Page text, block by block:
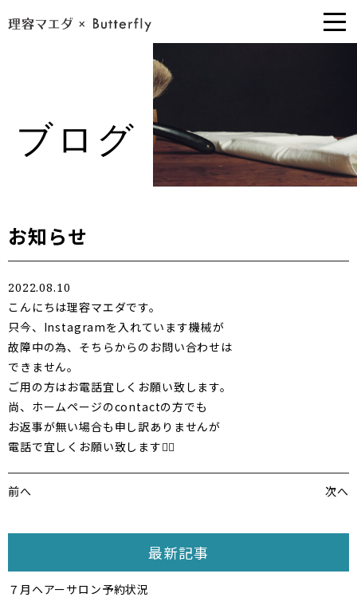
ブログ
お知らせ
2022.08.10
こんにちは理容マエダです。
只今、Instagramを入れています機械が
故障中の為、そちらからのお問い合わせは
できません。
ご用の方はお電話宜しくお願い致します。
尚、ホームページのcontactの方でも
お返事が無い場合も申し訳ありませんが
電話で宜しくお願い致します🙇‍♂️
前へ 次へ
最新記事
７月ヘアーサロン予約状況